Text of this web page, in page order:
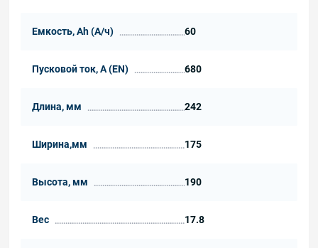
Емкость, Ah (А/ч) 60
Пусковой ток, А (EN) 680
Длина, мм 242
Ширина,мм 175
Высота, мм 190
Вес 17.8